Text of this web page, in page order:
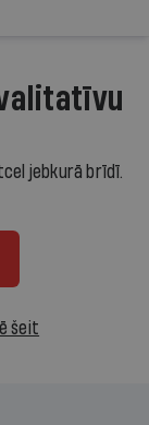
jebkurā brīdī.
šeit